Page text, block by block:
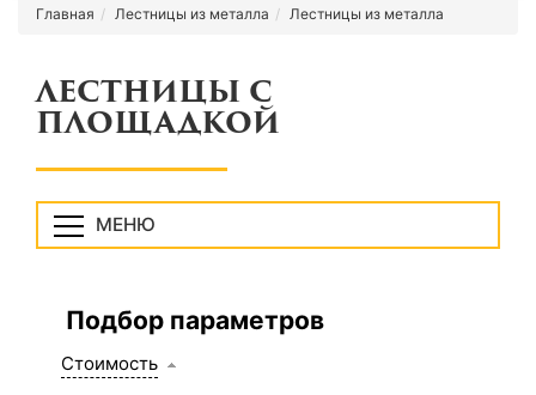
Главная Лестницы из металла Лестницы из металла
ЛЕСТНИЦЫ С
ПЛОЩАДКОЙ
МЕНЮ
Подбор параметров
Стоимость